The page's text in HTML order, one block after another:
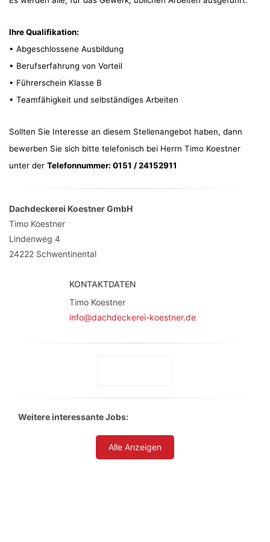
Ihre Qualifikation:
• Abgeschlossene Ausbildung
• Berufserfahrung von Vorteil
• Führerschein Klasse B
• Teamfähigkeit und selbständiges Arbeiten
Sollten Sie Interesse an diesem Stellenangebot haben, dann
bewerben Sie sich bitte telefonisch bei Herrn Timo Koestner
unter der Telefonnummer: 0151 / 24152911
Dachdeckerei Koestner GmbH
Timo Koestner
Lindenweg 4
24222 Schwentinental
KONTAKTDATEN
Timo Koestner
info@dachdeckerei-koestner.de
Weitere interessante Jobs:
Alle Anzeigen